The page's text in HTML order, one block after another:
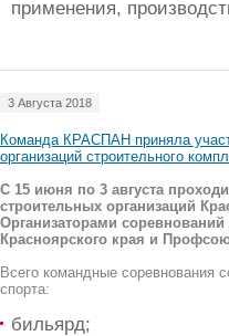
применения,
3 Августа 2018
Команда КРАСПАН приняла
организаций строительного
С 15 июня по 3 августа
строительных организаций
Организаторами
Красноярского края и
Всего командные соревнования
спорта:
бильярд;